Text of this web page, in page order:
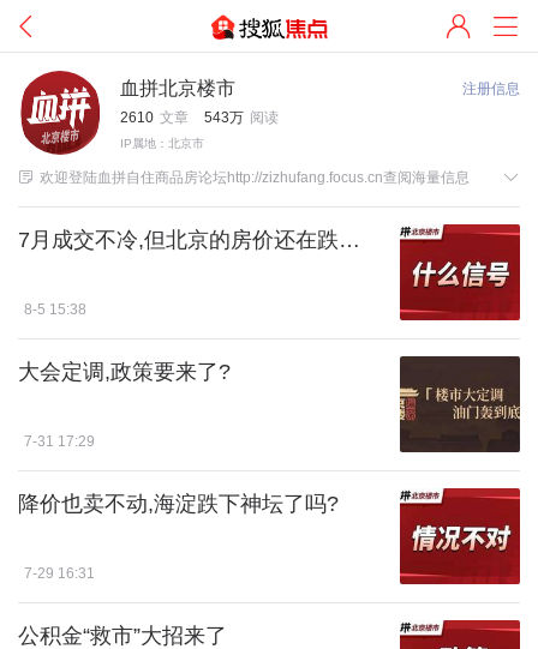
血拼北京楼市
2610 文章 543万 阅读
IP属地：北京市
注册信息
 欢迎登陆血拼自住商品房论坛http://zizhufang.focus.cn查阅海量信息 
7月成交不冷,但北京的房价还在跌…
8-5 15:38
大会定调,政策要来了?
7-31 17:29
降价也卖不动,海淀跌下神坛了吗?
7-29 16:31
公积金“救市”大招来了